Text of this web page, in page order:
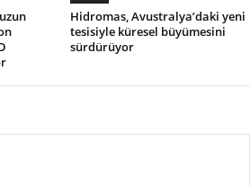
Hidromas, Avustralya’daki yeni
tesisiyle küresel büyümesini
sürdürüyor